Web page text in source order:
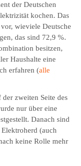
der Deutschen
kochen. Das
wieviele Deutsche
das sind 72,9 %.
besitzen,
Haushalte eine
erfahren (alle
zweiten Seite des
nur über eine
Danach sind
(auch
keine Rolle mehr